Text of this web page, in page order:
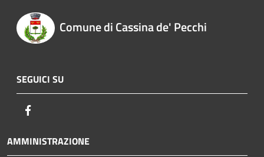
Comune di Cassina de' Pecchi
SEGUICI SU
AMMINISTRAZIONE